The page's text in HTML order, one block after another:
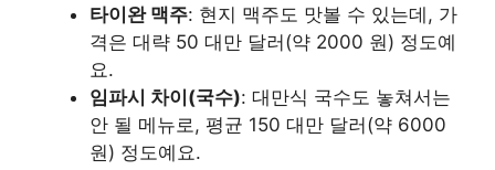
타이완 맥주: 현지 맥주도 맛볼 수 있는데, 가
격은 대략 50 대만 달러(약 2000 원) 정도예
요.
임파시 차이(국수): 대만식 국수도 놓쳐서는
안 될 메뉴로, 평균 150 대만 달러(약 6000
원) 정도예요.